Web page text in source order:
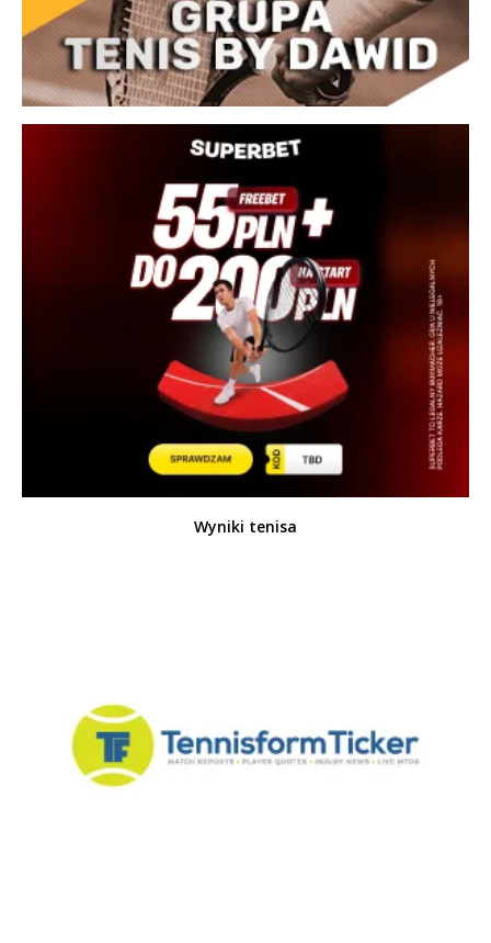
Wyniki tenisa